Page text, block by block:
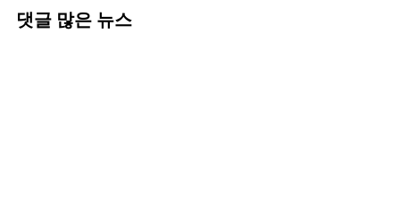
댓글 많은 뉴스